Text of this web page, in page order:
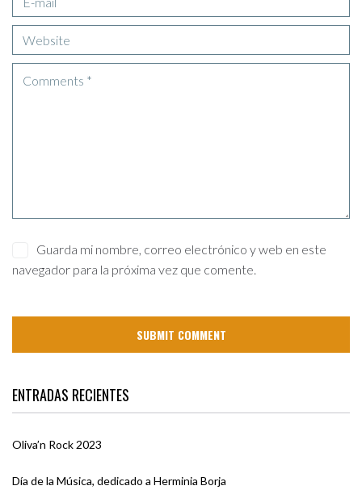
Guarda mi nombre, correo electrónico y web en este
navegador para la próxima vez que comente.
ENTRADAS RECIENTES
Oliva’n Rock 2023
Día de la Música, dedicado a Herminia Borja